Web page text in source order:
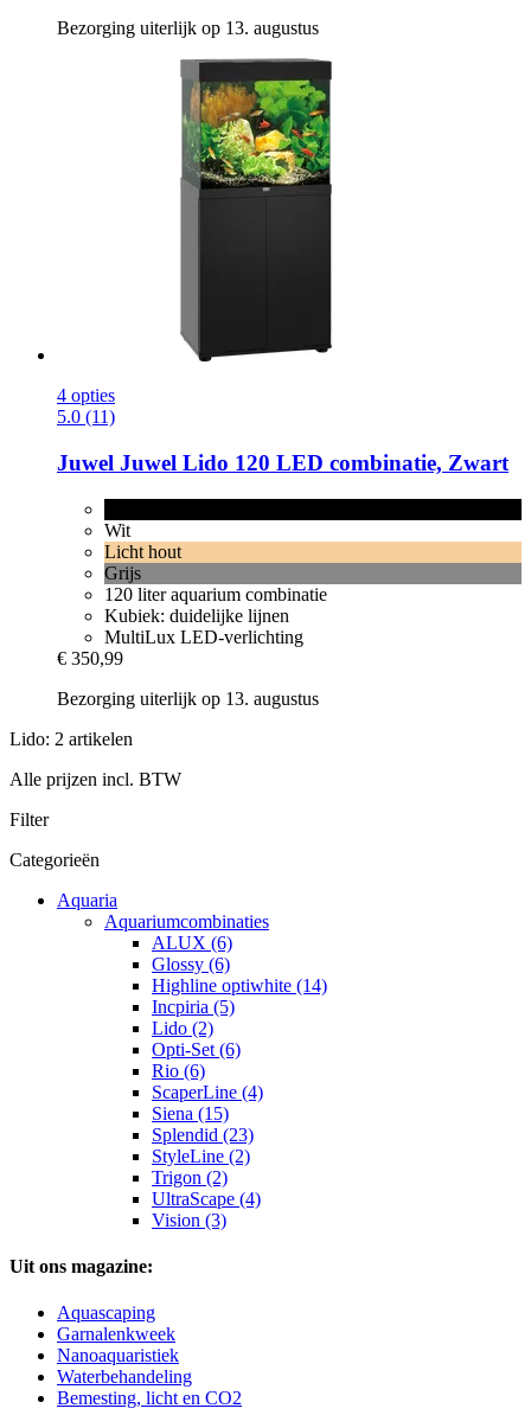
Bezorging uiterlijk op 13. augustus
4 opties
5.0 (11)
Juwel Juwel Lido 120 LED combinatie, Zwart
Wit
Licht hout
Grijs
120 liter aquarium combinatie
Kubiek: duidelijke lijnen
MultiLux LED-verlichting
€ 350,99
Bezorging uiterlijk op 13. augustus
Lido: 2 artikelen
Alle prijzen incl. BTW
Filter
Categorieën
Aquaria
Aquariumcombinaties
ALUX (6)
Glossy (6)
Highline optiwhite (14)
Incpiria (5)
Lido (2)
Opti-Set (6)
Rio (6)
ScaperLine (4)
Siena (15)
Splendid (23)
StyleLine (2)
Trigon (2)
UltraScape (4)
Vision (3)
Uit ons magazine:
Aquascaping
Garnalenkweek
Nanoaquaristiek
Waterbehandeling
Bemesting, licht en CO2